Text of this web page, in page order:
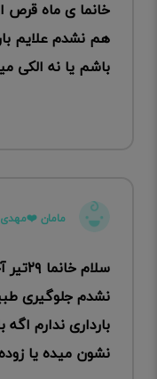
خانما ی ماه
هم نشدم علایم
باشم یا نه الکی
مامان
سلام
نشدم جلوگیری
بارداری ندارم
نشون میده یا